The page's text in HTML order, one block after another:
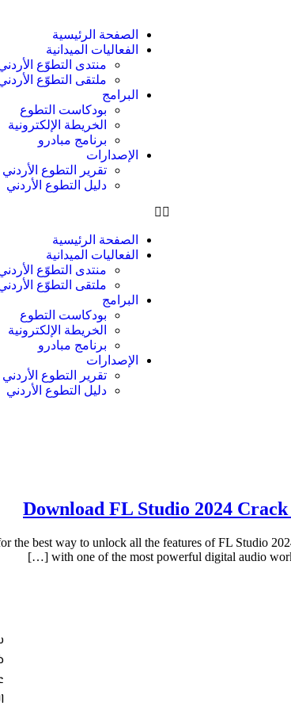
الصفحة الرئيسية
الفعاليات الميدانية
منتدى التطوّع
ملتقى التطوّع
البرامج
بودكاست التطوع
الخريطة الإلكترونية
برنامج مبادرو
الإصدارات
تقرير التطوع الأردني
دليل التطوع الأردني
الصفحة الرئيسية
الفعاليات الميدانية
منتدى التطوّع
ملتقى التطوّع
البرامج
بودكاست التطوع
الخريطة الإلكترونية
برنامج مبادرو
الإصدارات
تقرير التطوع الأردني
دليل التطوع الأردني
Download FL Studio 2024
best way to unlock all the features of FL Studio
with one of the most powerful digital audio